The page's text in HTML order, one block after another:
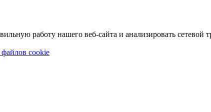
работу нашего веб-сайта и анализировать сетевой
cookie